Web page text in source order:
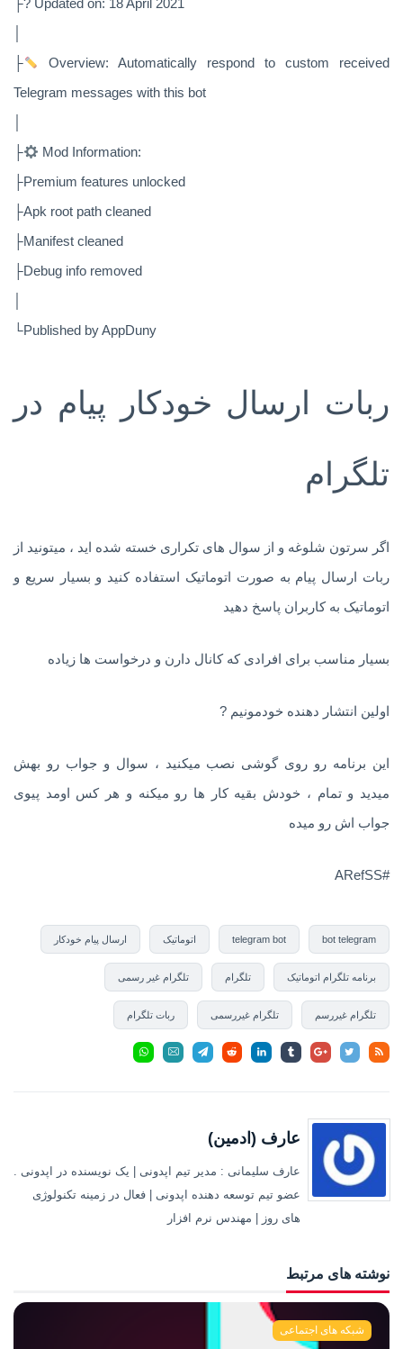
├? Updated on: 18 April 2021
├
Overview: Automatically respond to custom received
Telegram messages with this bot
├
Mod Information:
├Premium features unlocked
├Apk root path cleaned
├Manifest cleaned
├Debug info removed
└Published by AppDuny
ربات ارسال خودکار پیام در
تلگرام
اگر سرتون شلوغه و از سوال های تکراری خسته شده اید ، میتونید از
ربات ارسال پیام به صورت اتوماتیک استفاده کنید و بسیار سریع و
اتوماتیک به کاربران پاسخ دهید
بسیار مناسب برای افرادی که کانال دارن و درخواست ها زیاده
اولین انتشار دهنده خودمونیم ?
این برنامه رو روی گوشی نصب میکنید ، سوال و جواب رو بهش
میدید و تمام ، خودش بقیه کار ها رو میکنه و هر کس اومد پیوی
جواب اش رو میده
#ARefSS
bot telegram
telegram bot اتوماتیک ارسال پیام خودکار
برنامه تلگرام اتوماتیک تلگرام تلگرام غیر رسمی
تلگرام غیررسم تلگرام غیررسمی ربات تلگرام
عارف (ادمین)
عارف سلیمانی : مدیر تیم اپدونی | یک نویسنده در اپدونی .
عضو تیم توسعه دهنده اپدونی | فعال در زمینه تکنولوژی
های روز | مهندس نرم افزار
نوشته های مرتبط
شبکه های اجتماعی